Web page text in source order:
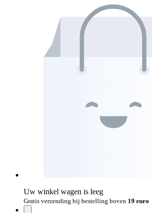
Uw winkel wagen is leeg
Gratis verzending bij bestelling boven 19 euro